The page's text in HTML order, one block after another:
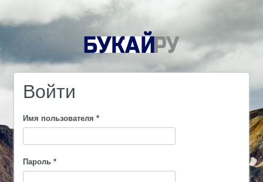
Войти
Имя пользователя *
Пароль *